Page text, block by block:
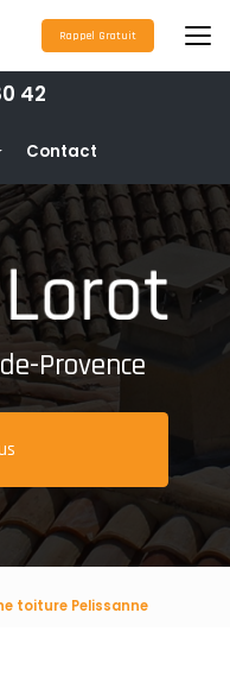
42
toiture
de façade
toiture
Contact
Rappel Gratuit
Provence
toiture Pelissanne